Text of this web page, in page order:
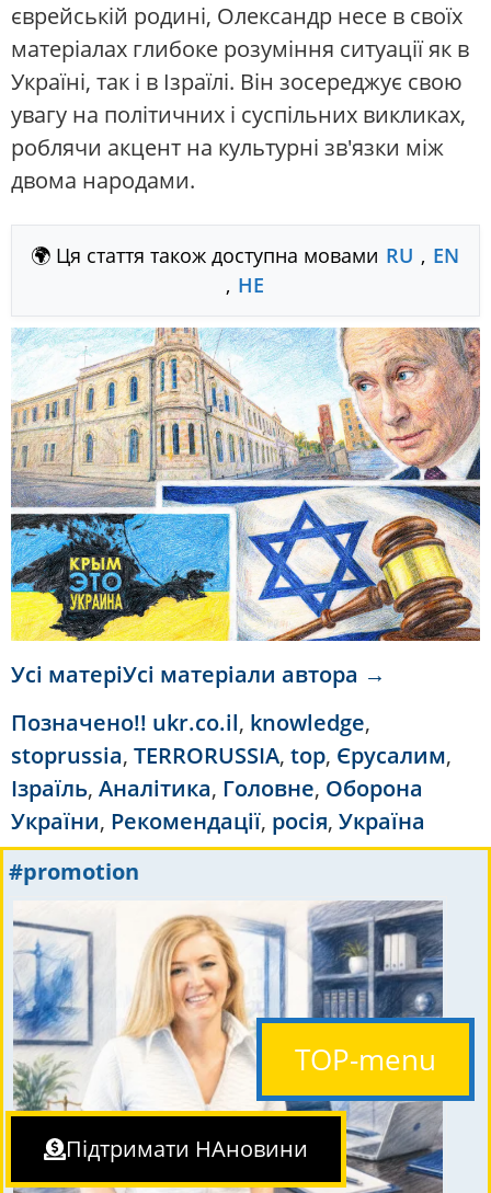
єврейській родині, Олександр несе в своїх
матеріалах глибоке розуміння ситуації як в
Україні, так і в Ізраїлі. Він зосереджує свою
увагу на політичних і суспільних викликах,
роблячи акцент на культурні зв'язки між
двома народами.
🌍 Ця стаття також доступна мовами RU , EN
, HE
Усі матеріУсі матеріали автора →
Позначено!! ukr.co.il, knowledge,
stoprussia, TERRORUSSIA, top, Єрусалим,
Ізраїль, Аналітика, Головне, Оборона
України, Рекомендації, росія, Україна
#promotion
TOP-menu
Підтримати НАновини